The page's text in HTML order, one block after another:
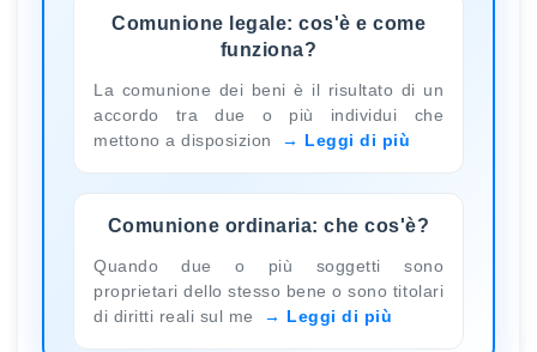
Comunione legale: cos'è e come
funziona?
La comunione dei beni è il risultato di un
accordo tra due o più individui che
mettono a disposizion
Leggi di più
Comunione ordinaria: che cos'è?
Quando due o più soggetti sono
proprietari dello stesso bene o sono titolari
di diritti reali sul me
Leggi di più